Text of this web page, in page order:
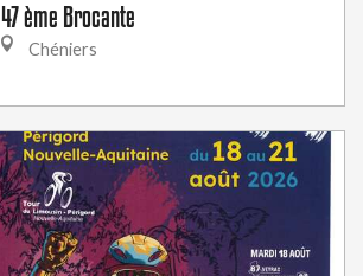
47 ème Brocante
Chéniers